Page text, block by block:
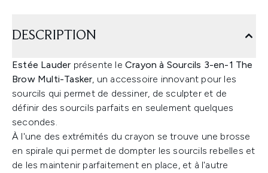
DESCRIPTION
Estée Lauder présente leCrayon à Sourcils 3-en-1 The
Brow Multi-Tasker, un accessoire innovant pour les
sourcils qui permet de dessiner, de sculpter et de
définir des sourcils parfaits en seulement quelques
secondes.
À l'une des extrémités du crayon se trouve une brosse
en spirale qui permet de dompter les sourcils rebelles et
de les maintenir parfaitement en place, et à l'autre